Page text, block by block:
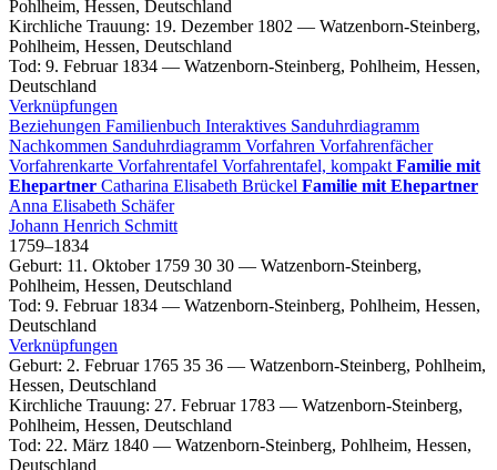
Pohlheim, Hessen, Deutschland
Kirchliche Trauung: 19. Dezember 1802 — Watzenborn-Steinberg,
Pohlheim, Hessen, Deutschland
Tod: 9. Februar 1834 — Watzenborn-Steinberg, Pohlheim, Hessen,
Deutschland
Verknüpfungen
Beziehungen Familienbuch Interaktives Sanduhrdiagramm
Nachkommen Sanduhrdiagramm Vorfahren Vorfahrenfächer
Vorfahrenkarte Vorfahrentafel Vorfahrentafel, kompakt Familie mit
Ehepartner Catharina Elisabeth Brückel Familie mit Ehepartner
Anna Elisabeth Schäfer
Johann Henrich Schmitt
1759–1834
Geburt: 11. Oktober 1759 30 30 — Watzenborn-Steinberg,
Pohlheim, Hessen, Deutschland
Tod: 9. Februar 1834 — Watzenborn-Steinberg, Pohlheim, Hessen,
Deutschland
Verknüpfungen
Geburt: 2. Februar 1765 35 36 — Watzenborn-Steinberg, Pohlheim,
Hessen, Deutschland
Kirchliche Trauung: 27. Februar 1783 — Watzenborn-Steinberg,
Pohlheim, Hessen, Deutschland
Tod: 22. März 1840 — Watzenborn-Steinberg, Pohlheim, Hessen,
Deutschland